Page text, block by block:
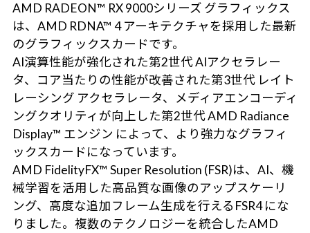
AMD RADEON™ RX 9000シリーズ グラフィックス
は、AMD RDNA™ 4 アーキテクチャを採用した最新
のグラフィックスカードです。
AI演算性能が強化された第2世代 AIアクセラレー
タ、コア当たりの性能が改善された第3世代 レイト
レーシング アクセラレータ、メディアエンコーディ
ングクオリティが向上した第2世代 AMD Radiance
Display™ エンジン によって、より強力なグラフィ
ックスカードになっています。
AMD FidelityFX™ Super Resolution (FSR)は、AI、機
械学習を活用した高品質な画像のアップスケーリ
ング、高度な追加フレーム生成を行えるFSR4 にな
りました。複数のテクノロジーを統合したAMD